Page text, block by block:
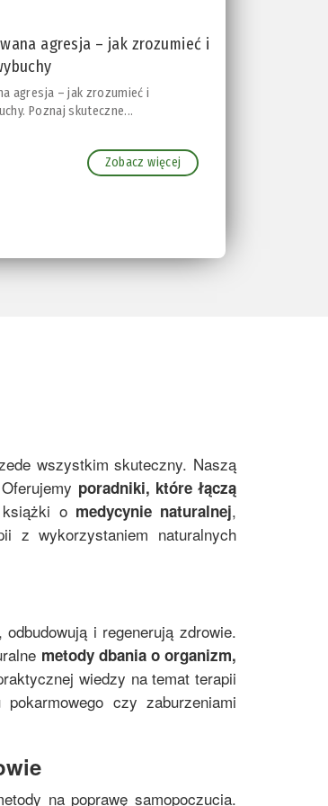
agresja – jak zrozumieć i
agresja – jak zrozumieć i
Poznaj skuteczne...
Zobacz więcej
wszystkim skuteczny. Naszą
poradniki, które łączą
o medycynie naturalnej,
z wykorzystaniem naturalnych
i regenerują zdrowie.
metody dbania o organizm,
wiedzy na temat terapii
czy zaburzeniami
na poprawę samopoczucia.